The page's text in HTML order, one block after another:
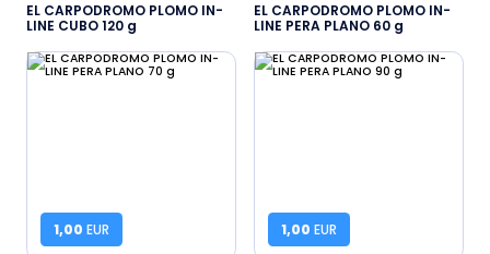
EL CARPODROMO PLOMO IN-
LINE CUBO 120 g
EL CARPODROMO PLOMO IN-
LINE PERA PLANO 60 g
1,00 EUR 1,00 EUR